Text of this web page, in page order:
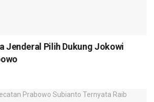
Jenderal Pilih Dukung Jokowi